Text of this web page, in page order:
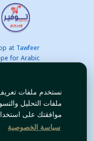
نستخدم ملفات
ملفات التحليل
موافقتك على
سياسة الخصوصية
at Tawfeer
for Arabic